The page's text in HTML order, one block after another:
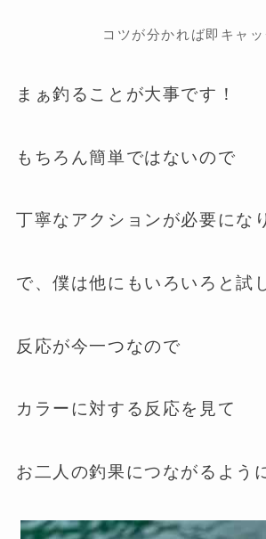
コツが分かれば即キャッ
まぁ釣ることが大事です！
もちろん簡単ではないので
丁寧なアクションが必要にな
で、僕は他にもいろいろと試
反応が今一つなので
カラーに対する反応を見て
お二人の釣果につながるよう